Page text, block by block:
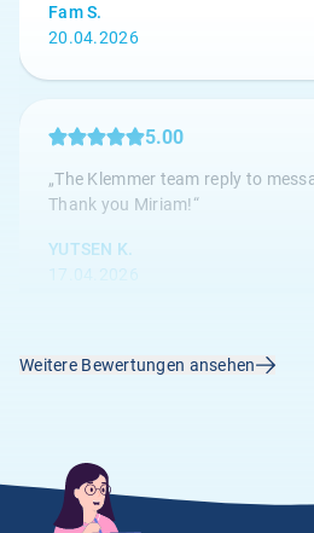
Fam S.
20.04.2026
5.00
„The Klemmer team reply to
Thank you Miriam!“
YUTSEN K.
17.04.2026
4.67
Anonym
14.04.2026
Weitere Bewertungen ansehen